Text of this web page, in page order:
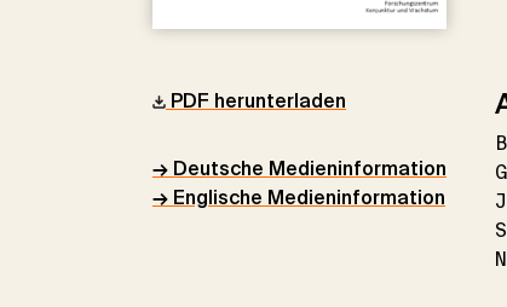
PDF herunterladen
→ Deutsche Medieninformation
→ Englische Medieninformation